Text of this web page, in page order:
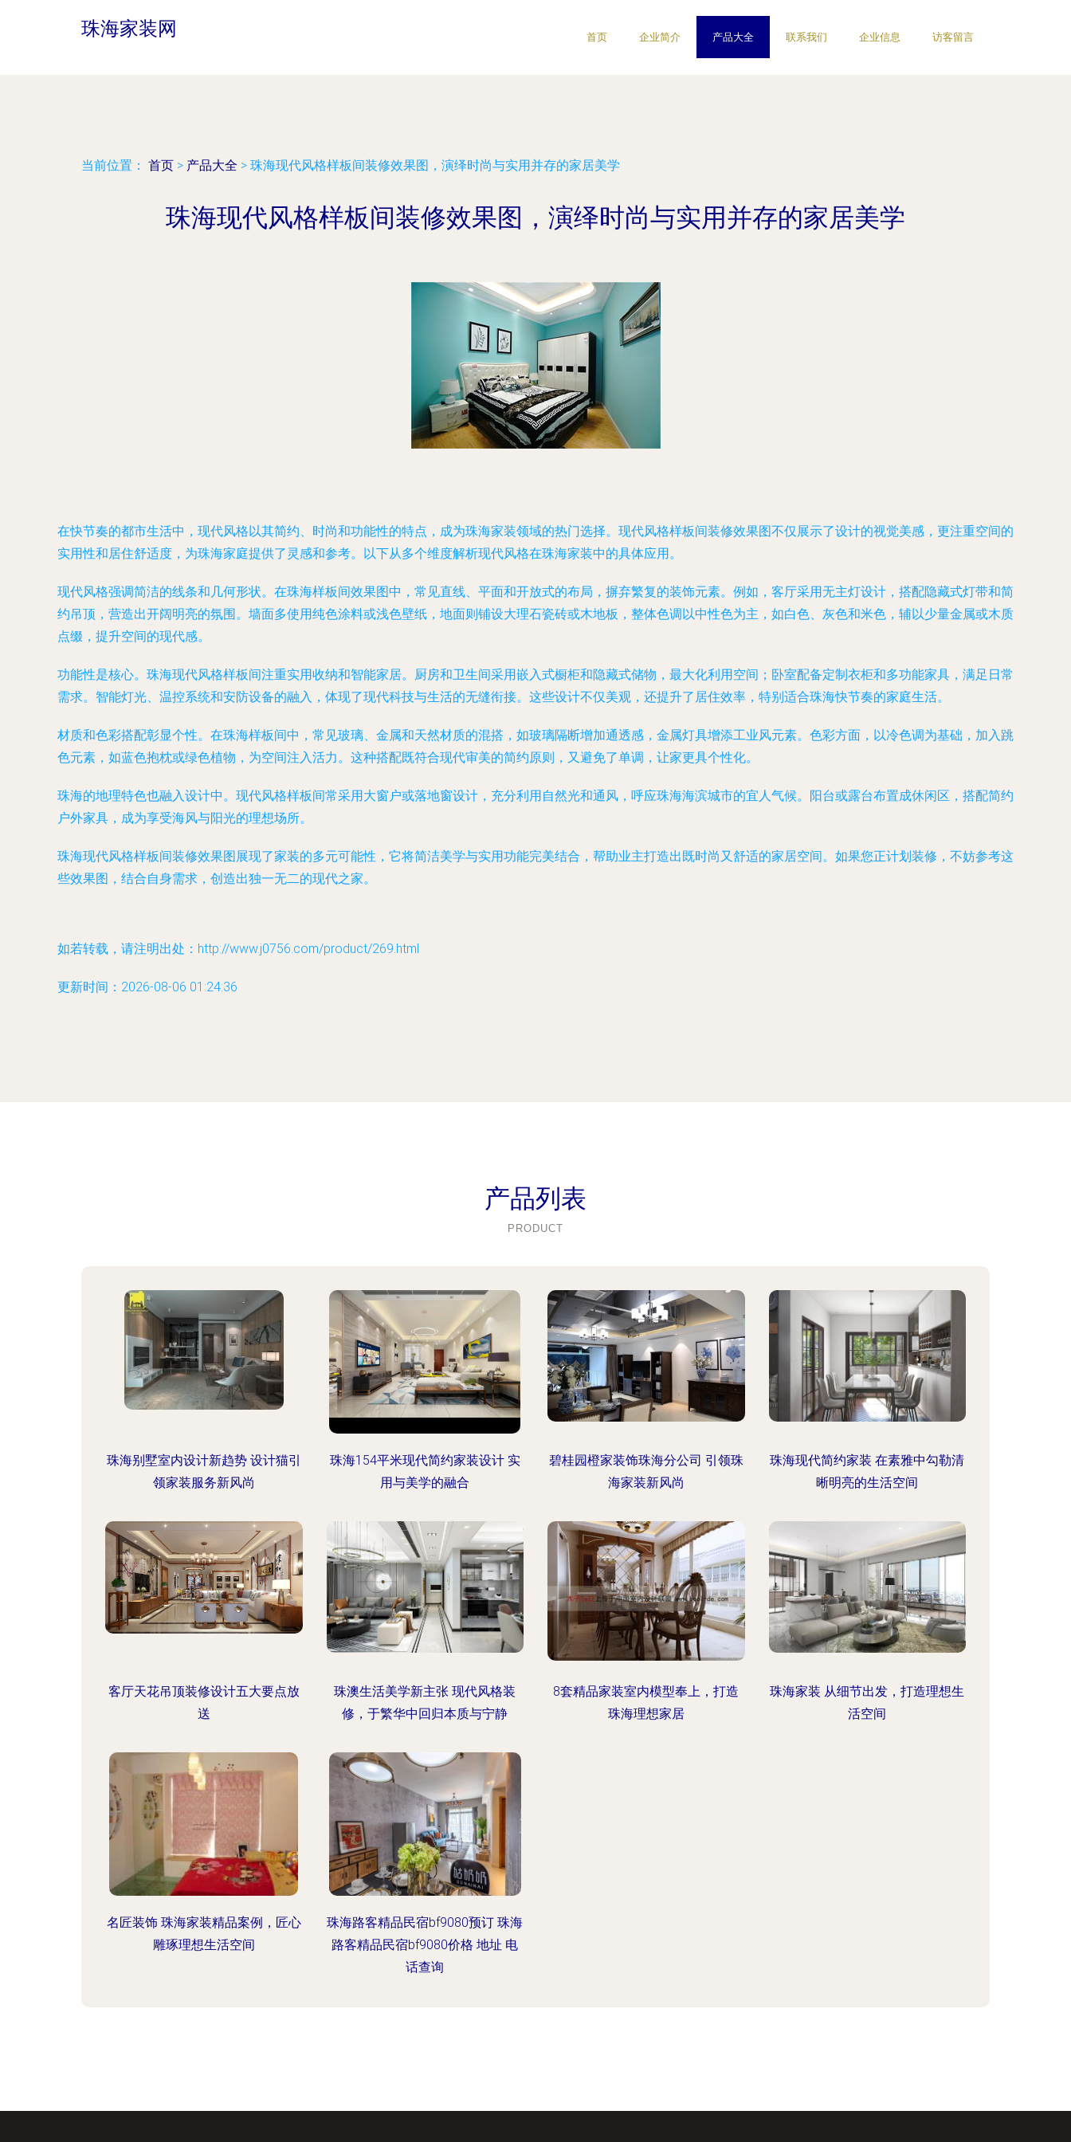
珠海家装网 首页 企业简介 产品大全 联系我们 企业信息 访客留言
当前位置： 首页 > 产品大全 > 珠海现代风格样板间装修效果图，演绎时尚与实用并存的家居美学
珠海现代风格样板间装修效果图，演绎时尚与实用并存的家居美学
在快节奏的都市生活中，现代风格以其简约、时尚和功能性的特点，成为珠海家装领域的热门选择。现代风格样板间装修效果图不仅展示了设计的视觉美感，更注重空间的
实用性和居住舒适度，为珠海家庭提供了灵感和参考。以下从多个维度解析现代风格在珠海家装中的具体应用。
现代风格强调简洁的线条和几何形状。在珠海样板间效果图中，常见直线、平面和开放式的布局，摒弃繁复的装饰元素。例如，客厅采用无主灯设计，搭配隐藏式灯带和简
约吊顶，营造出开阔明亮的氛围。墙面多使用纯色涂料或浅色壁纸，地面则铺设大理石瓷砖或木地板，整体色调以中性色为主，如白色、灰色和米色，辅以少量金属或木质
点缀，提升空间的现代感。
功能性是核心。珠海现代风格样板间注重实用收纳和智能家居。厨房和卫生间采用嵌入式橱柜和隐藏式储物，最大化利用空间；卧室配备定制衣柜和多功能家具，满足日常
需求。智能灯光、温控系统和安防设备的融入，体现了现代科技与生活的无缝衔接。这些设计不仅美观，还提升了居住效率，特别适合珠海快节奏的家庭生活。
材质和色彩搭配彰显个性。在珠海样板间中，常见玻璃、金属和天然材质的混搭，如玻璃隔断增加通透感，金属灯具增添工业风元素。色彩方面，以冷色调为基础，加入跳
色元素，如蓝色抱枕或绿色植物，为空间注入活力。这种搭配既符合现代审美的简约原则，又避免了单调，让家更具个性化。
珠海的地理特色也融入设计中。现代风格样板间常采用大窗户或落地窗设计，充分利用自然光和通风，呼应珠海海滨城市的宜人气候。阳台或露台布置成休闲区，搭配简约
户外家具，成为享受海风与阳光的理想场所。
珠海现代风格样板间装修效果图展现了家装的多元可能性，它将简洁美学与实用功能完美结合，帮助业主打造出既时尚又舒适的家居空间。如果您正计划装修，不妨参考这
些效果图，结合自身需求，创造出独一无二的现代之家。
如若转载，请注明出处：http://www.j0756.com/product/269.html
更新时间：2026-08-06 01:24:36
产品列表
PRODUCT
珠海别墅室内设计新趋势 设计猫引
领家装服务新风尚
珠海154平米现代简约家装设计 实
用与美学的融合
碧桂园橙家装饰珠海分公司 引领珠
海家装新风尚
珠海现代简约家装 在素雅中勾勒清
晰明亮的生活空间
客厅天花吊顶装修设计五大要点放
送
珠澳生活美学新主张 现代风格装
修，于繁华中回归本质与宁静
8套精品家装室内模型奉上，打造
珠海理想家居
珠海家装 从细节出发，打造理想生
活空间
名匠装饰 珠海家装精品案例，匠心
雕琢理想生活空间
珠海路客精品民宿bf9080预订 珠海
路客精品民宿bf9080价格 地址 电
话查询